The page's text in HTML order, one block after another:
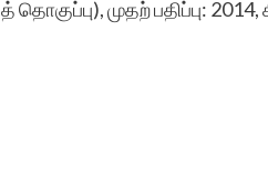
தொகுப்பு), முதற் பதிப்பு: